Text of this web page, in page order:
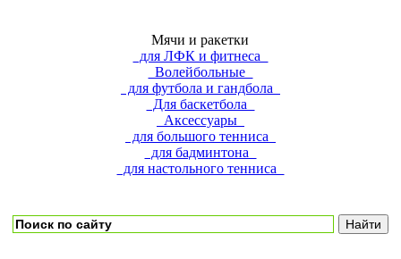
Мячи и ракетки
для ЛФК и фитнеса
Волейбольные
для футбола и гандбола
Для баскетбола
Аксессуары
для большого тенниса
для бадминтона
для настольного тенниса